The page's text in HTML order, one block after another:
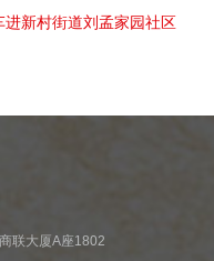
新村街道刘孟家园社区
联大厦A座1802